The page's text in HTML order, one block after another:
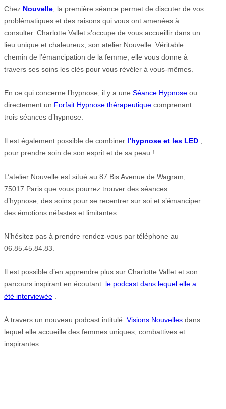
Chez Nouvelle, la première séance permet de discuter de vos
problématiques et des raisons qui vous ont amenées à
consulter. Charlotte Vallet s’occupe de vous accueillir dans un
lieu unique et chaleureux, son atelier Nouvelle. Véritable
chemin de l’émancipation de la femme, elle vous donne à
travers ses soins les clés pour vous révéler à vous-mêmes.
En ce qui concerne l’hypnose, il y a une Séance Hypnose ou
directement un Forfait Hypnose thérapeutique comprenant
trois séances d’hypnose.
Il est également possible de combiner l’hypnose et les LED ;
pour prendre soin de son esprit et de sa peau !
L’atelier Nouvelle est situé au 87 Bis Avenue de Wagram,
75017 Paris que vous pourrez trouver des séances
d’hypnose, des soins pour se recentrer sur soi et s’émanciper
des émotions néfastes et limitantes.
N’hésitez pas à prendre rendez-vous par téléphone au
06.85.45.84.83.
Il est possible d’en apprendre plus sur Charlotte Vallet et son
parcours inspirant en écoutant le podcast dans lequel elle a
été interviewée .
À travers un nouveau podcast intitulé Visions Nouvelles dans
lequel elle accueille des femmes uniques, combattives et
inspirantes.